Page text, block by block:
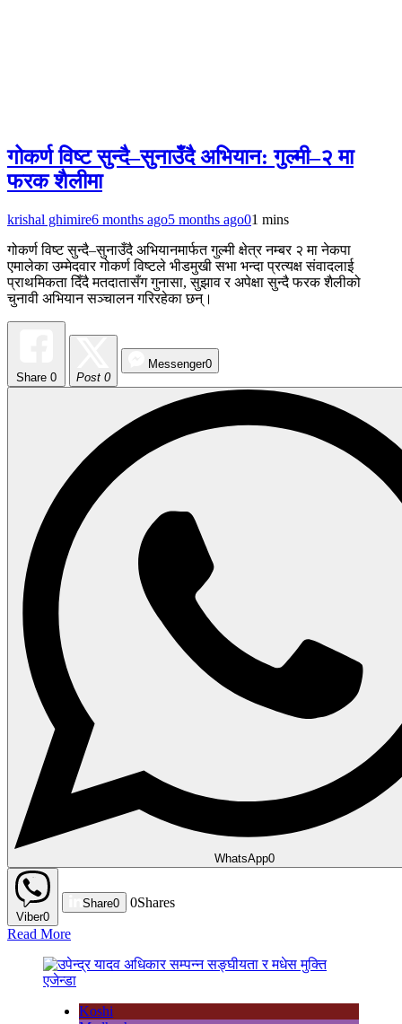
गोकर्ण विष्ट सुन्दै–सुनाउँदै अभियान: गुल्मी–२ मा
फरक शैलीमा
krishal ghimire6 months ago5 months ago01 mins
गोकर्ण विष्ट सुन्दै–सुनाउँदै अभियानमार्फत गुल्मी क्षेत्र नम्बर २ मा नेकपा
एमालेका उम्मेदवार गोकर्ण विष्टले भीडमुखी सभा भन्दा प्रत्यक्ष संवादलाई
प्राथमिकता दिँदै मतदातासँग गुनासा, सुझाव र अपेक्षा सुन्दै फरक शैलीको
चुनावी अभियान सञ्चालन गरिरहेका छन्।
Share 0 Post 0
Messenger0
WhatsApp0
Viber0
Share0 0Shares
Read More
Koshi